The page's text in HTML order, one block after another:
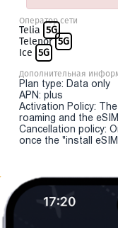
Оператор сети
Telia 5G
Telenor 5G
Ice 5G
Дополнительная
Plan type: Data only
APN: plus
Activation Policy:
roaming and the
Cancellation policy:
once the "install